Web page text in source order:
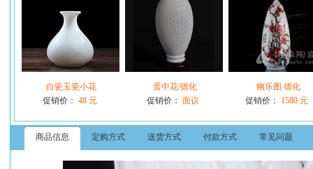
白瓷玉瓷小花
促销价： 48 元
蛋中花/德化
促销价： 面议
幽乐图 德化
促销价：
1580 元
商品信息 定购方式 送货方式 付款方式 常见问题